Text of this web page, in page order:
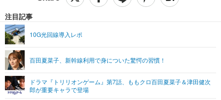
音楽
ペット
リリース一覧
プッシュ通知の停止方法
注目記事
10G光回線導入レポ
百田夏菜子、新幹線利用で身についた驚愕の習慣！
ドラマ『トリリオンゲーム』第7話、ももクロ百田夏菜子＆津田健次
郎が重要キャラで登場